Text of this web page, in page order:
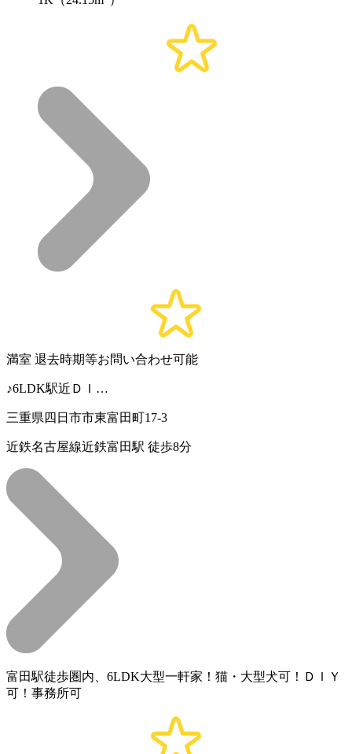
満室 退去時期等お問い合わせ可能
♪6LDK駅近ＤＩ…
三重県四日市市東富田町17-3
近鉄名古屋線近鉄富田駅 徒歩8分
富田駅徒歩圏内、6LDK大型一軒家！猫・大型犬可！ＤＩＹ
可！事務所可